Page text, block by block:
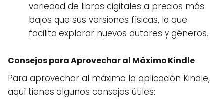
variedad de libros digitales a precios más
bajos que sus versiones físicas, lo que
facilita explorar nuevos autores y géneros.
Consejos para Aprovechar al Máximo Kindle
Para aprovechar al máximo la aplicación Kindle,
aquí tienes algunos consejos útiles: